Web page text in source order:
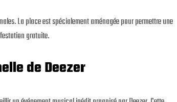
La place est spécialement aménagée pour permettre une
gratuite.
de Deezer